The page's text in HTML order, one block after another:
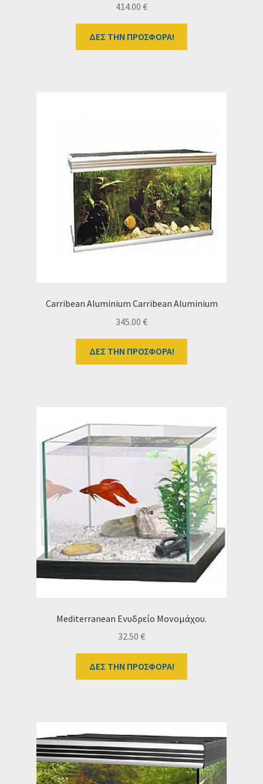
414.00 €
ΔΕΣ ΤΗΝ ΠΡΟΣΦΟΡΑ!
Carribean Aluminium Carribean Aluminium
345.00 €
ΔΕΣ ΤΗΝ ΠΡΟΣΦΟΡΑ!
Mediterranean Ενυδρείο Mονομάχου.
32.50 €
ΔΕΣ ΤΗΝ ΠΡΟΣΦΟΡΑ!